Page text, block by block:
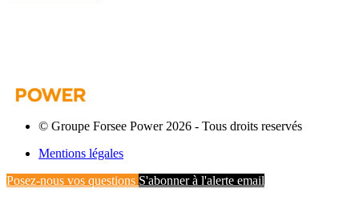
© Groupe Forsee Power 2026 - Tous droits reservés
Mentions légales
Posez-nous vos questions S'abonner à l'alerte email